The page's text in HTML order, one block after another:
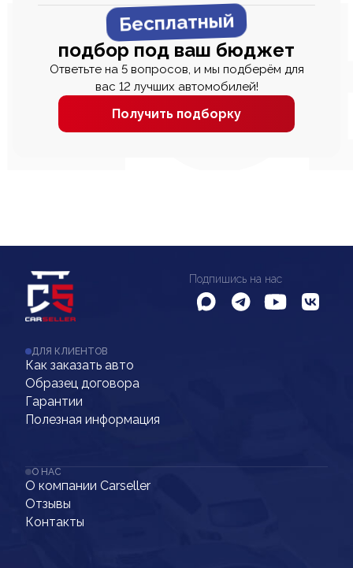
Бесплатный
подбор под ваш бюджет
Ответьте на 5 вопросов, и мы подберём для
вас 12 лучших автомобилей!
Получить подборку
Подпишись на нас
ДЛЯ КЛИЕНТОВ
Как заказать авто
Образец договора
Гарантии
Полезная информация
О НАС
О компании Carseller
Отзывы
Контакты